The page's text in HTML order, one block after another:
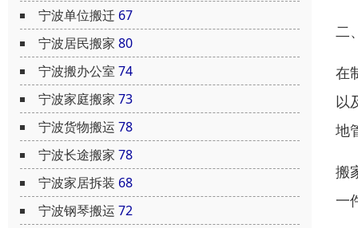
宁波单位搬迁 67
宁波居民搬家 80
宁波搬办公室 74
宁波家庭搬家 73
宁波货物搬运 78
宁波长途搬家 78
宁波家居拆装 68
宁波钢琴搬运 72
二
在
以
地
搬
一